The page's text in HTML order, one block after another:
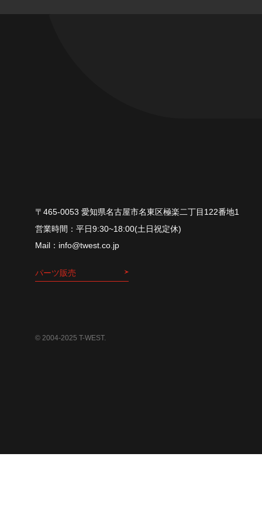
〒465-0053 愛知県名古屋市名東区極楽二丁目122番地1
平⽇9:30~18:00(⼟⽇祝定休)
info@twest.co.jp
パーツ販売
© 2004-2025 T-WEST.